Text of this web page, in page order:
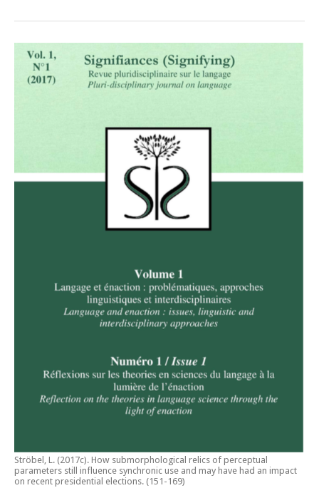
Ströbel, L. (2017c). How submorphological relics of perceptual
parameters still influence synchronic use and may have had an impact
on recent presidential elections. (151-169)